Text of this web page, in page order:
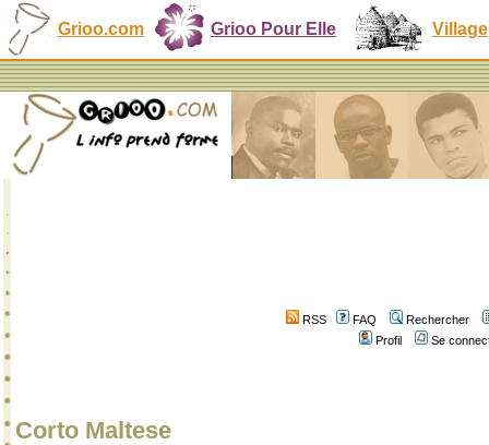
Grioo.com Grioo Pour Elle Village
RSS FAQ
Rechercher
Profil
Se
Corto Maltese